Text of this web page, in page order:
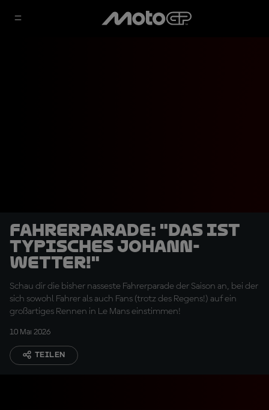
Fahrerparade: "Das ist
typisches Johann-
Wetter!"
Schau dir die bisher nasseste Fahrerparade der Saison an, bei der
sich sowohl Fahrer als auch Fans (trotz des Regens!) auf ein
großartiges Rennen in Le Mans einstimmen!
10 Mai 2026
TEILEN